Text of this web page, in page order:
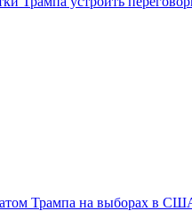
Трампа на выборах в